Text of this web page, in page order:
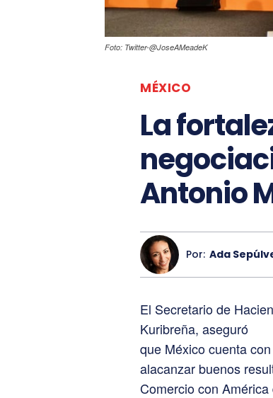
Foto: Twitter-@JoseAMeadeK
MÉXICO
La
Antonio
Por: Ada
El Secretario de
Kuribreña, aseguró
que México cuenta
alacanzar buenos
Comercio con